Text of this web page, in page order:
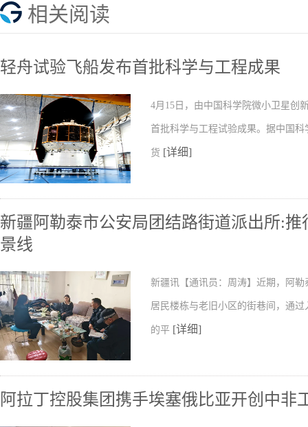
相关阅读
轻舟试验飞船发布首批科学与工程成果
4月15日，由中国科学院微小卫星创
首批科学与工程试验成果。据中国
货 [详细]
新疆阿勒泰市公安局团结路街道派出所:推
景线
新疆讯【通讯员：周涛】近期，阿
居民楼栋与老旧小区的街巷间，通
的平 [详细]
阿拉丁控股集团携手埃塞俄比亚开创中非